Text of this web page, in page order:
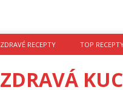
ZDRAVÉ RECEPTY TOP
ZDRAVÁ